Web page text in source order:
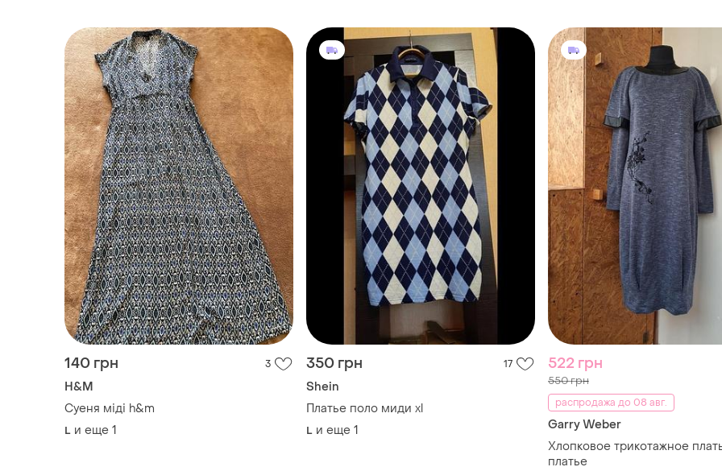
140 грн 3
H&M
Суеня міді h&m
L и еще 1
350 грн 17
Shein
Платье поло миди xl
L и еще 1
522 грн
550 грн
распродажа до 08 авг.
Garry Weber
Хлопковое трикотажное
платье